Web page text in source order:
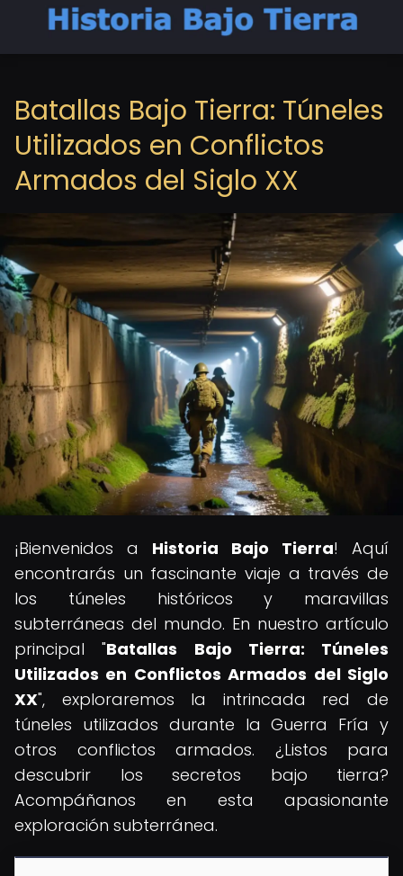
Batallas Bajo Tierra: Túneles
Utilizados en Conflictos
Armados del Siglo XX
¡Bienvenidos a Historia Bajo Tierra! Aquí
encontrarás un fascinante viaje a través de
los túneles históricos y maravillas
subterráneas del mundo. En nuestro artículo
principal "Batallas Bajo Tierra: Túneles
Utilizados en Conflictos Armados del Siglo
XX", exploraremos la intrincada red de
túneles utilizados durante la Guerra Fría y
otros conflictos armados. ¿Listos para
descubrir los secretos bajo tierra?
Acompáñanos en esta apasionante
exploración subterránea.